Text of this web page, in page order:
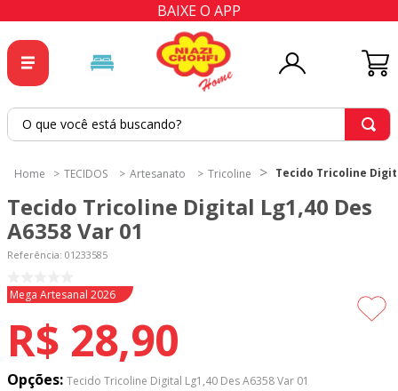
BAIXE O APP
O que você está buscando?
TECIDOS Artesanato Tricoline Tecido Tricoline
Tecido Tricoline Digital Lg1,40 Des
A6358 Var 01
Referência: 01233585
Novidade
Mega Artesanal 2026
R$ 28,90
Opções: Tecido Tricoline Digital Lg1,40 Des A6358 Var 01
2º
tapete
cortina
6º
tricoline digital
7º
percal